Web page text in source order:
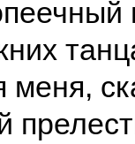
меня,